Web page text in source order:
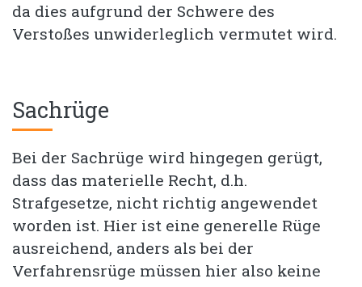
da dies aufgrund der Schwere des
Verstoßes unwiderleglich vermutet wird.
Sachrüge
Bei der Sachrüge wird hingegen gerügt,
dass das materielle Recht, d.h.
Strafgesetze, nicht richtig angewendet
worden ist. Hier ist eine generelle Rüge
ausreichend, anders als bei der
Verfahrensrüge müssen hier also keine